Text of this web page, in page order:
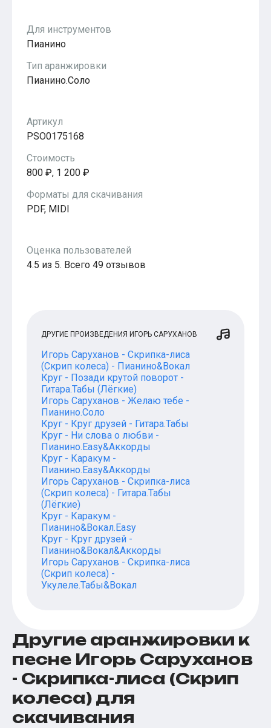
Для инструментов
Пианино
Тип аранжировки
Пианино.Соло
Артикул
PSO0175168
Стоимость
800 ₽, 1 200 ₽
Форматы для скачивания
PDF, MIDI
Оценка пользователей
4.5 из 5. Всего 49 отзывов
ДРУГИЕ ПРОИЗВЕДЕНИЯ ИГОРЬ САРУХАНОВ
Игорь Саруханов - Скрипка-лиса
(Скрип колеса) - Пианино&Вокал
Круг - Позади крутой поворот -
Гитара.Табы (Лёгкие)
Игорь Саруханов - Желаю тебе -
Пианино.Соло
Круг - Круг друзей - Гитара.Табы
Круг - Ни слова о любви -
Пианино.Easy&Аккорды
Круг - Каракум -
Пианино.Easy&Аккорды
Игорь Саруханов - Скрипка-лиса
(Скрип колеса) - Гитара.Табы
(Лёгкие)
Круг - Каракум -
Пианино&Вокал.Easy
Круг - Круг друзей -
Пианино&Вокал&Аккорды
Игорь Саруханов - Скрипка-лиса
(Скрип колеса) -
Укулеле.Табы&Вокал
Другие аранжировки к
песне Игорь Саруханов
- Скрипка-лиса (Скрип
колеса) для
скачивания